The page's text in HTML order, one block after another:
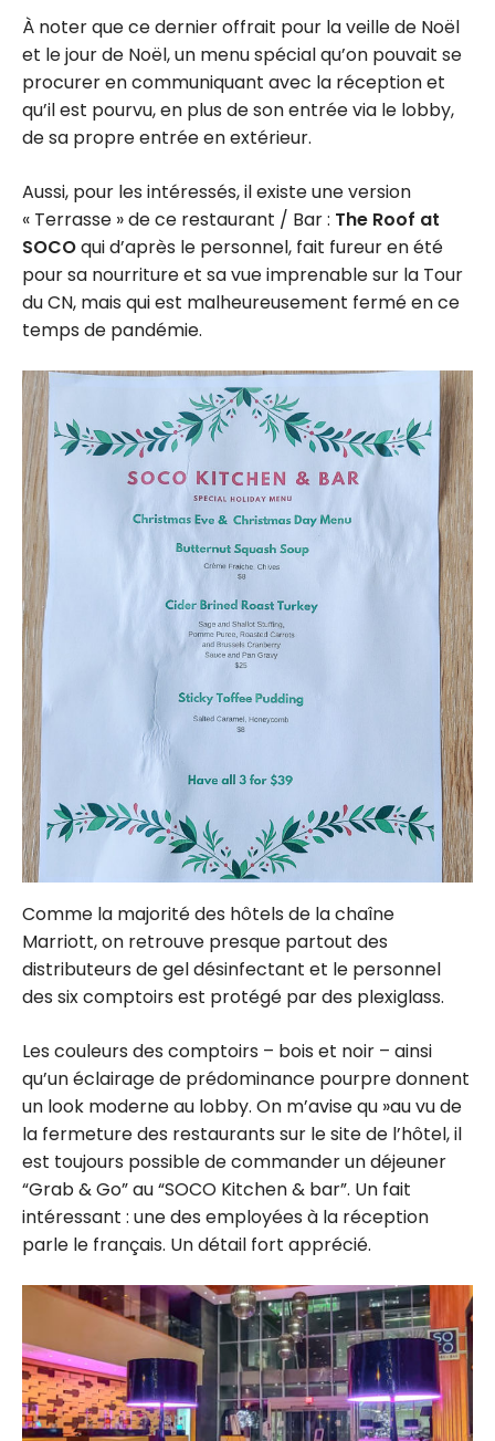
À noter que ce dernier offrait pour la veille de Noël
et le jour de Noël, un menu spécial qu’on pouvait se
procurer en communiquant avec la réception et
qu’il est pourvu, en plus de son entrée via le lobby,
de sa propre entrée en extérieur.
Aussi, pour les intéressés, il existe une version
« Terrasse » de ce restaurant / Bar : The Roof at
SOCOqui d’après le personnel, fait fureur en été
pour sa nourriture et sa vue imprenable sur la Tour
du CN, mais qui est malheureusement fermé en ce
temps de pandémie.
Comme la majorité des hôtels de la chaîne
Marriott, on retrouve presque partout des
distributeurs de gel désinfectant et le personnel
des six comptoirs est protégé par des plexiglass.
Les couleurs des comptoirs – bois et noir – ainsi
qu’un éclairage de prédominance pourpre donnent
un look moderne au lobby. On m’avise qu »au vu de
la fermeture des restaurants sur le site de l’hôtel, il
est toujours possible de commander un déjeuner
“Grab & Go” au “SOCO Kitchen & bar”. Un fait
intéressant : une des employées à la réception
parle le français. Un détail fort apprécié.